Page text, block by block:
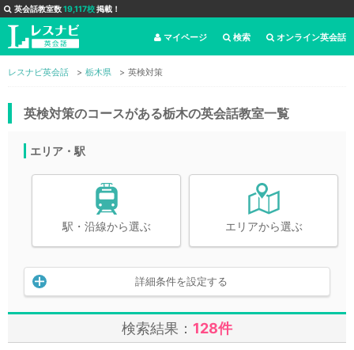
英会話教室数19,117校掲載！
オンライン英会話
検索
マイページ
レスナビ英会話 栃木県 英検対策
英検対策のコースがある栃木の英会話教室一覧
エリア・駅
駅・沿線から選ぶ エリアから選ぶ
詳細条件を設定する
検索結果： 128件